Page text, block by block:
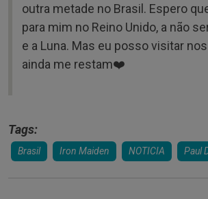
outra metade no Brasil. Espero
para mim no Reino Unido, a não
e a Luna. Mas eu posso visitar
ainda me restam❤️
Tags:
Brasil Iron Maiden NOTICIA Paul